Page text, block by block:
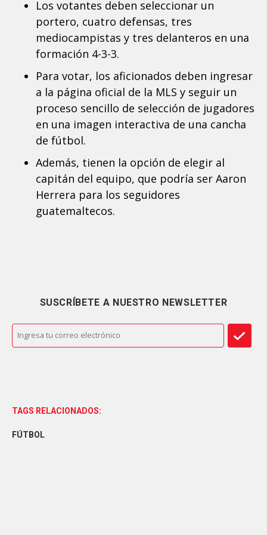
Los votantes deben seleccionar un
portero, cuatro defensas, tres
mediocampistas y tres delanteros en una
formación 4-3-3.
Para votar, los aficionados deben ingresar
a la página oficial de la MLS y seguir un
proceso sencillo de selección de jugadores
en una imagen interactiva de una cancha
de fútbol.
Además, tienen la opción de elegir al
capitán del equipo, que podría ser Aaron
Herrera para los seguidores
guatemaltecos.
SUSCRÍBETE A NUESTRO NEWSLETTER
TAGS RELACIONADOS:
FÚTBOL